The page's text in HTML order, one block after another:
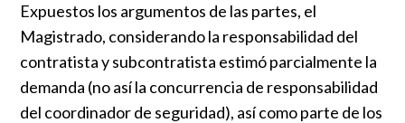
Expuestos los argumentos de las partes, el
Magistrado, considerando la responsabilidad del
contratista y subcontratista estimó parcialmente la
demanda (no así la concurrencia de responsabilidad
del coordinador de seguridad), así como parte de los